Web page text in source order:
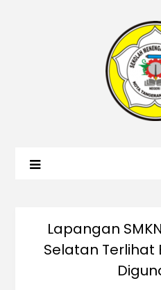
Lapangan
Selatan Terlihat